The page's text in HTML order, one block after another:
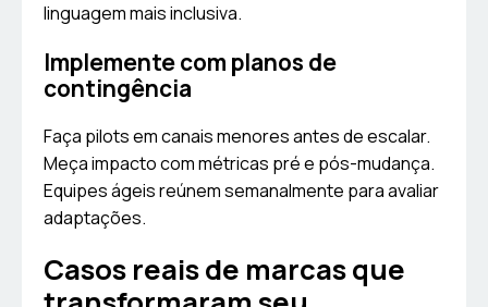
linguagem mais inclusiva.
Implemente com planos de
contingência
Faça pilots em canais menores antes de escalar.
Meça impacto com métricas pré e pós-mudança.
Equipes ágeis reúnem semanalmente para avaliar
adaptações.
Casos reais de marcas que